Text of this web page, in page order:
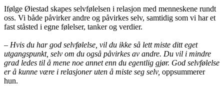
Ifølge Øiestad skapes selvfølelsen i relasjon med menneskene rundt
oss. Vi både påvirker andre og påvirkes selv, samtidig som vi har et
fast ståsted i egne følelser, tanker og verdier.
– Hvis du har god selvfølelse, vil du ikke så lett miste ditt eget
utgangspunkt, selv om du også påvirkes av andre. Du vil i mindre
grad ledes til å mene noe annet enn du egentlig gjør. God selvfølelse
er å kunne være i relasjoner uten å miste seg selv, oppsummerer
hun.